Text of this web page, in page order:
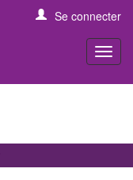
Se connecter